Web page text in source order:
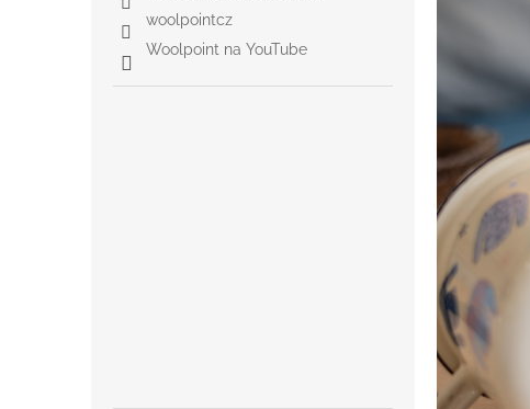
woolpointcz
Woolpoint na YouTube